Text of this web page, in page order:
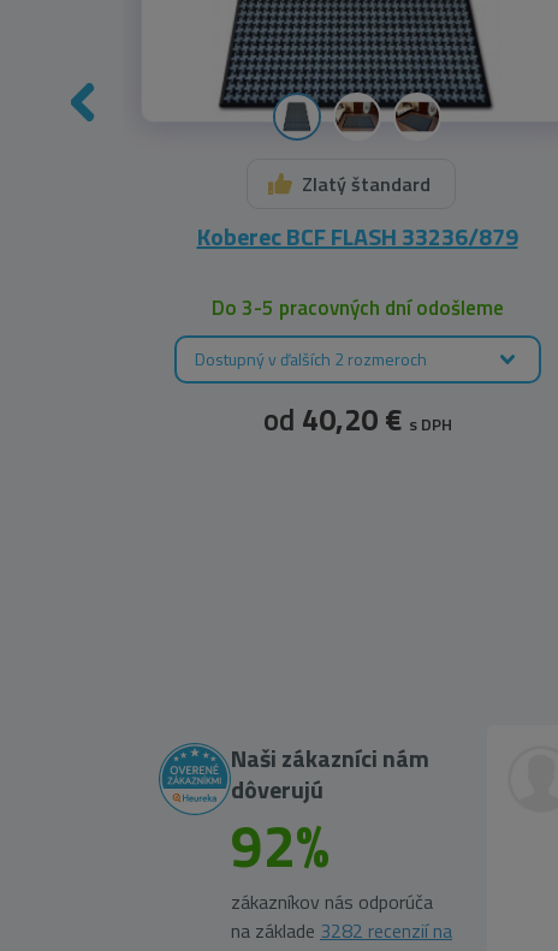
Zlatý štandard
Koberec BCF FLASH 33236/879
Do 3-5 pracovných dní odošleme
Dostupný v ďalších 2 rozmeroch
od 40,20 € s DPH
Naši zákazníci nám
dôverujú
92%
zákazníkov nás odporúča
na základe 3282 recenzií na